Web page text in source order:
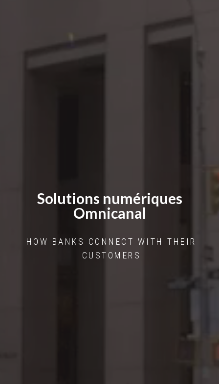
Solutions numériques
Omnicanal
HOW BANKS CONNECT WITH THEIR
CUSTOMERS